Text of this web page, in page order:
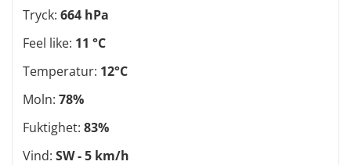
Tryck: 664 hPa
Feel like: 11 °C
Temperatur: 12°C
Moln: 78%
Fuktighet: 83%
Vind: SW - 5 km/h